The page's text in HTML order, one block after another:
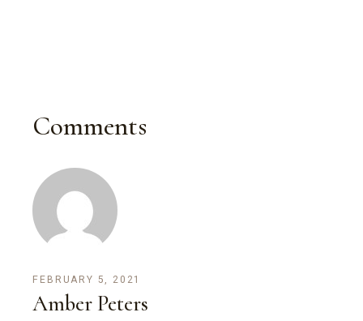
Comments
FEBRUARY 5, 2021
Amber Peters